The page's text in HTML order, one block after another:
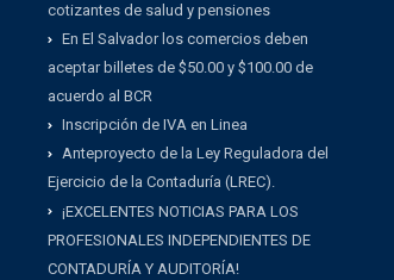
cotizantes de salud y pensiones
En El Salvador los comercios deben
aceptar billetes de $50.00 y $100.00 de
acuerdo al BCR
Inscripción de IVA en Linea
Anteproyecto de la Ley Reguladora del
Ejercicio de la Contaduría (LREC).
¡EXCELENTES NOTICIAS PARA LOS
PROFESIONALES INDEPENDIENTES DE
CONTADURÍA Y AUDITORÍA!